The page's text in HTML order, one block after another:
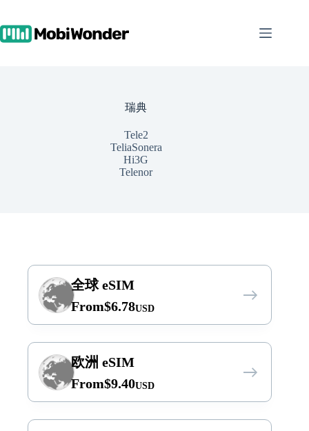
内
瑞典
Tele2
TeliaSonera
Hi3G
Telenor
全球 eSIM
From$6.78USD
欧洲 eSIM
From$9.40USD